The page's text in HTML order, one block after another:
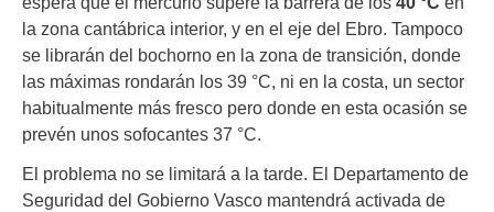
la zona cantábrica interior, y en el eje del Ebro. Tampoco
se librarán del bochorno en la zona de transición, donde
las máximas rondarán los 39 °C, ni en la costa, un sector
habitualmente más fresco pero donde en esta ocasión se
prevén unos sofocantes 37 °C.
El problema no se limitará a la tarde. El Departamento de
Seguridad del Gobierno Vasco mantendrá activada de